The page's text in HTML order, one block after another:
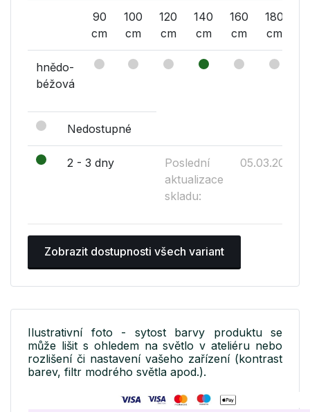
90
cm
100
cm
120
cm
140
cm
160
cm
180
cm
hnědo-
béžová
Nedostupné
2 - 3 dny
Poslední
aktualizace
skladu:
05.03.2019
Zobrazit dostupnosti všech variant
Ilustrativní foto - sytost barvy produktu se
může lišit s ohledem na světlo v ateliéru nebo
rozlišení či nastavení vašeho zařízení (kontrast
barev, filtr modrého světla apod.).